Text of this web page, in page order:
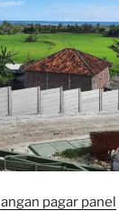
pagar panel